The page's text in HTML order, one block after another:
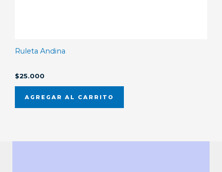
Ruleta Andina
$25.000
AGREGAR AL CARRITO